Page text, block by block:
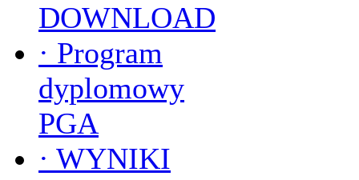
DOWNLOAD
· Program
dyplomowy
PGA
· WYNIKI